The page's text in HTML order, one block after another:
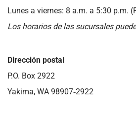
Lunes a viernes: 8 a.m. a 5:30 p.m.
Los horarios de las sucursales
Dirección postal
P.O. Box 2922
Yakima, WA 98907‑2922